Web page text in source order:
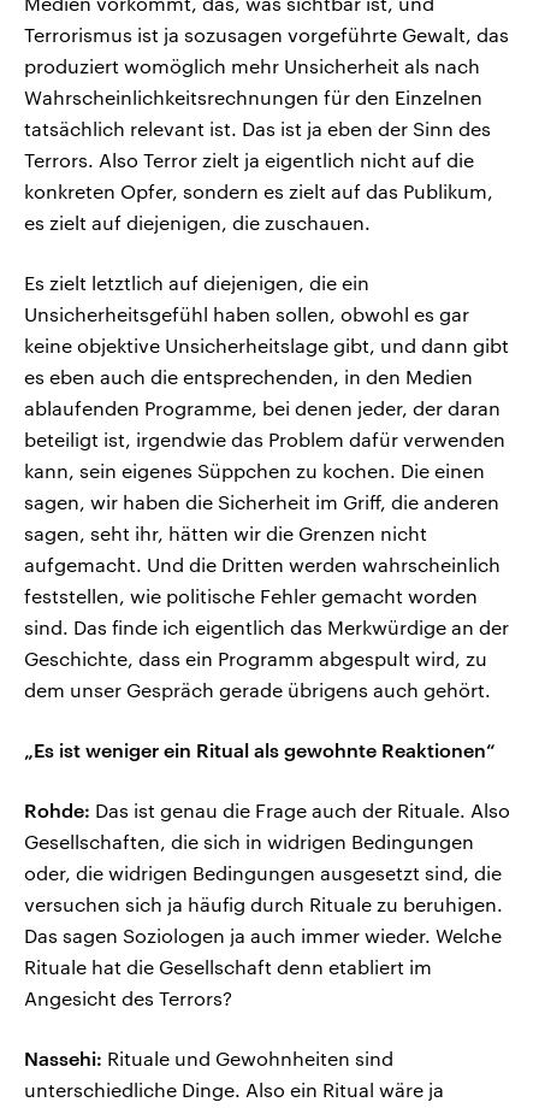
Terrorismus ist ja sozusagen vorgeführte Gewalt, das
produziert womöglich mehr Unsicherheit als nach
Wahrscheinlichkeitsrechnungen für den Einzelnen
tatsächlich relevant ist. Das ist ja eben der Sinn des
Terrors. Also Terror zielt ja eigentlich nicht auf die
konkreten Opfer, sondern es zielt auf das Publikum,
es zielt auf diejenigen, die zuschauen.
Es zielt letztlich auf diejenigen, die ein
Unsicherheitsgefühl haben sollen, obwohl es gar
keine objektive Unsicherheitslage gibt, und dann gibt
es eben auch die entsprechenden, in den Medien
ablaufenden Programme, bei denen jeder, der daran
beteiligt ist, irgendwie das Problem dafür verwenden
kann, sein eigenes Süppchen zu kochen. Die einen
sagen, wir haben die Sicherheit im Griff, die anderen
sagen, seht ihr, hätten wir die Grenzen nicht
aufgemacht. Und die Dritten werden wahrscheinlich
feststellen, wie politische Fehler gemacht worden
sind. Das finde ich eigentlich das Merkwürdige an der
Geschichte, dass ein Programm abgespult wird, zu
dem unser Gespräch gerade übrigens auch gehört.
„Es ist weniger ein Ritual als gewohnte Reaktionen“
Rohde: Das ist genau die Frage auch der Rituale. Also
Gesellschaften, die sich in widrigen Bedingungen
oder, die widrigen Bedingungen ausgesetzt sind, die
versuchen sich ja häufig durch Rituale zu beruhigen.
Das sagen Soziologen ja auch immer wieder. Welche
Rituale hat die Gesellschaft denn etabliert im
Angesicht des Terrors?
Nassehi: Rituale und Gewohnheiten sind
unterschiedliche Dinge. Also ein Ritual wäre ja